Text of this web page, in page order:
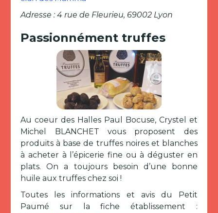
Adresse : 4 rue de Fleurieu, 69002 Lyon
Passionnément truffes
Au coeur des Halles Paul Bocuse, Crystel et
Michel BLANCHET vous proposent des
produits à base de truffes noires et blanches
à acheter à l’épicerie fine ou à déguster en
plats. On a toujours besoin d’une bonne
huile aux truffes chez soi !
Toutes les informations et avis du Petit
Paumé sur la fiche établissement :